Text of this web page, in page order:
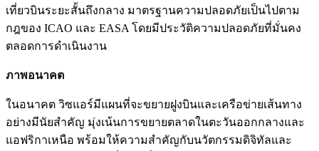
เที่ยวบินระยะสั้นถึงกลาง มาตรฐานความปลอดภัยเป็นไปตาม
กฎของ ICAO และ EASA โดยมีประวัติความปลอดภัยที่มั่นคง
ตลอดการดำเนินงาน
ภาพอนาคต
ในอนาคต วิซแอร์มีแผนที่จะขยายฝูงบินและเครือข่ายเส้นทาง
อย่างมีนัยสำคัญ มุ่งเน้นการขยายตลาดในตะวันออกกลางและ
แอฟริกาเหนือ พร้อมให้ความสำคัญกับนวัตกรรมดิจิทัลและ